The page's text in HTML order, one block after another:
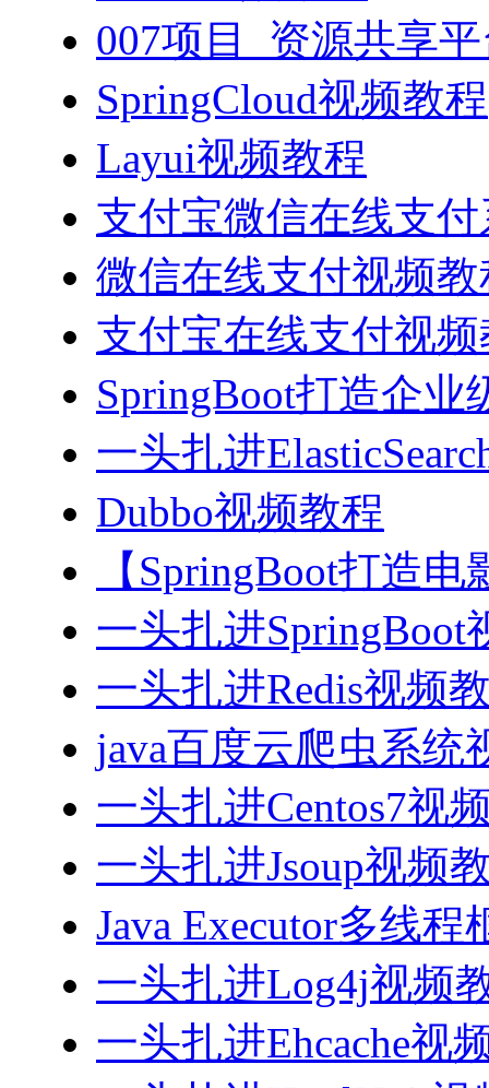
007项目_资源共享
SpringCloud视频教程
Layui视频教程
支付宝微信在线支
微信在线支付视频教
支付宝在线支付视
SpringBoot打造企业
一头扎进
Dubbo视频教程
【SpringBoot打造
一头扎进SpringBoot
一头扎进Redis视频
java百度云爬虫系统
一头扎进Centos7视
一头扎进Jsoup视频
Java Executor多线
一头扎进Log4j视频
一头扎进Ehcache视